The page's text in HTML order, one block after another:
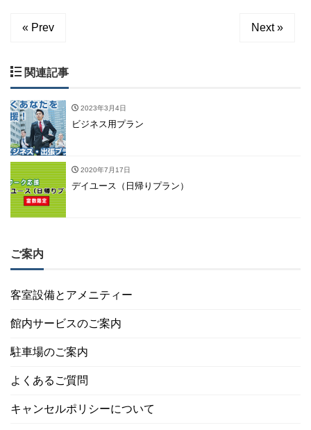
« Prev Next »
関連記事
2023年3月4日
ビジネス用プラン
2020年7月17日
デイユース（日帰りプラン）
ご案内
客室設備とアメニティー
館内サービスのご案内
駐車場のご案内
よくあるご質問
キャンセルポリシーについて